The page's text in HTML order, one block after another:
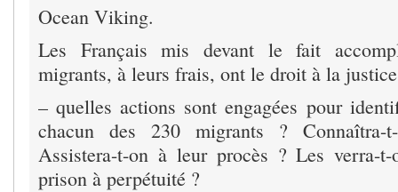
Ocean Viking.
Les Français mis devant le fait
migrants, à leurs frais, ont le droit à la
– quelles actions sont engagées pour
chacun des 230 migrants ?
Assistera-t-on à leur procès ? Les verra-
prison à perpétuité ?